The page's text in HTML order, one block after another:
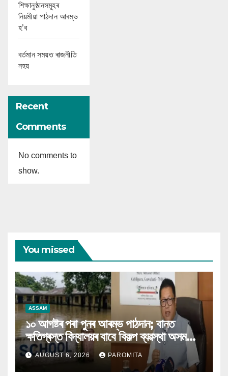
শিক্ষানুষ্ঠানসমূহৰ
নিয়মীয়া পাঠদান আৰম্ভ
হ’ব
বৰ্তমান সময়ত ৰাজনীতি
নহয়
Recent
Comments
No comments to
show.
You missed
ASSAM
১০ আগষ্টৰ পৰা পুনৰ আৰম্ভ পাঠদান; বানত
ক্ষতিগ্ৰস্ত বিদ্যালয়ৰ বাবে বিকল্প ব্যৱস্থা অসম
চৰকাৰৰ
AUGUST 6, 2026 PAROMITA